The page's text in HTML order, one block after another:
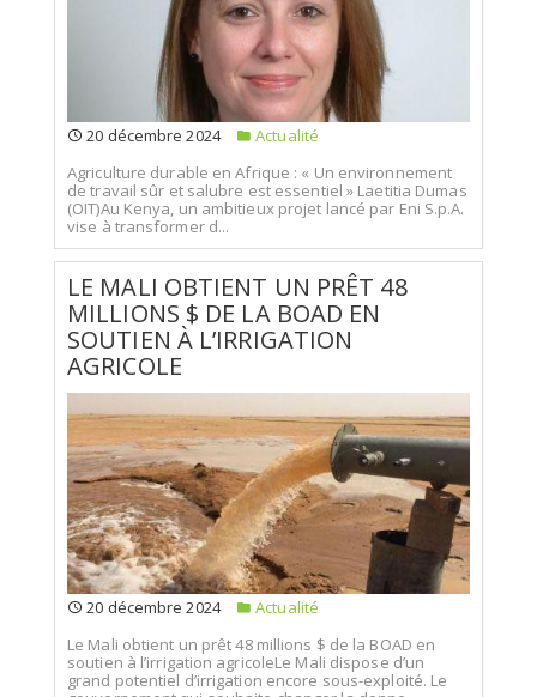
20 décembre 2024
Actualité
Agriculture durable en Afrique : « Un environnement
de travail sûr et salubre est essentiel » Laetitia Dumas
(OIT)Au Kenya, un ambitieux projet lancé par Eni S.p.A.
vise à transformer d...
LE MALI OBTIENT UN PRÊT 48
MILLIONS $ DE LA BOAD EN
SOUTIEN À L’IRRIGATION
AGRICOLE
20 décembre 2024
Actualité
Le Mali obtient un prêt 48 millions $ de la BOAD en
soutien à l’irrigation agricoleLe Mali dispose d’un
grand potentiel d’irrigation encore sous-exploité. Le